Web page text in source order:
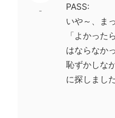
-
PASS:
いや～、ま
「よかった
はならなか
恥ずかしな
に探しました